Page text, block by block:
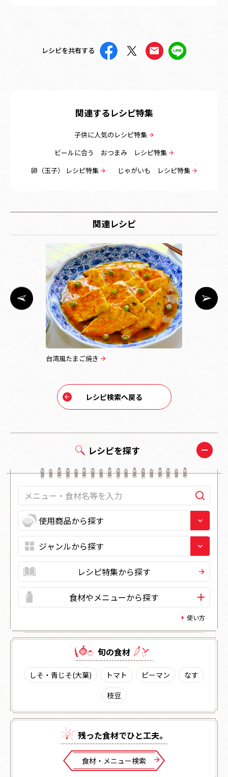
レシピを探す
レシピ特集から探す
食材やメニューから探す
使い方
旬の⾷材
しそ・青じそ(大葉) トマト ピーマン
なす
枝豆
残った⾷材でひと⼯夫。
⾷材・メニュー検索
レシピを共有する
関連するレシピ特集
子供に人気のレシピ特集
ビールに合う おつまみ レシピ特集
卵（玉子） レシピ特集
じゃがいも レシピ特集
関連レシピ
台湾風たまご焼き
レシピ検索へ戻る